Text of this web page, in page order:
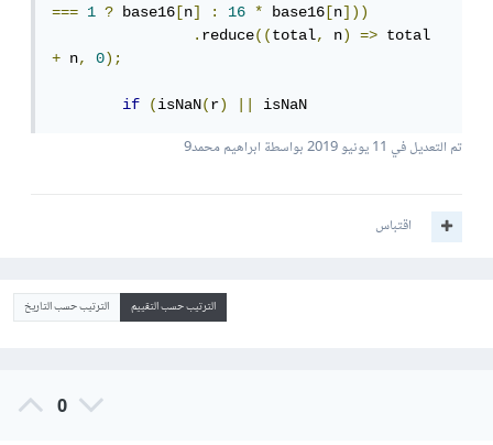
===
1 ? base16 [n] : 16 * base16 [n]))
.reduce((total, n) =>
+ n, 0);
if (isNaN(r) isNaN
تم التعديل في 11 يونيو 2019 بواسطة ابراهيم محمد9
اقتباس
الترتيب حسب التقييم الترتيب حسب التاريخ
0